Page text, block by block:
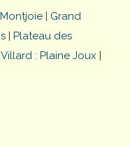
| Grand
| Plateau des
Villard : Plaine Joux |